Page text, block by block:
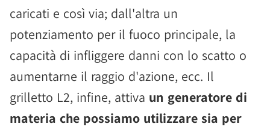
caricati e così via; dall'altra un
potenziamento per il fuoco principale, la
capacità di infliggere danni con lo scatto o
aumentarne il raggio d'azione, ecc. Il
grilletto L2, infine, attiva un generatore di
materia che possiamo utilizzare sia per